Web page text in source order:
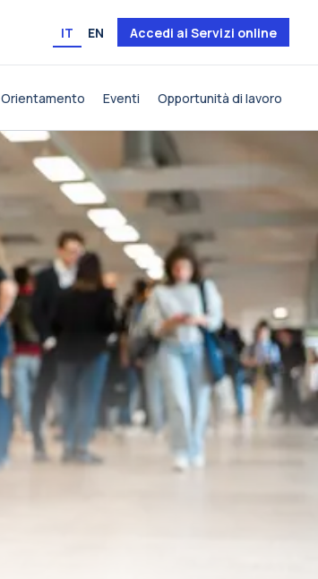
IT EN Accedi ai Servizi online
Orientamento Eventi Opportunità di lavoro